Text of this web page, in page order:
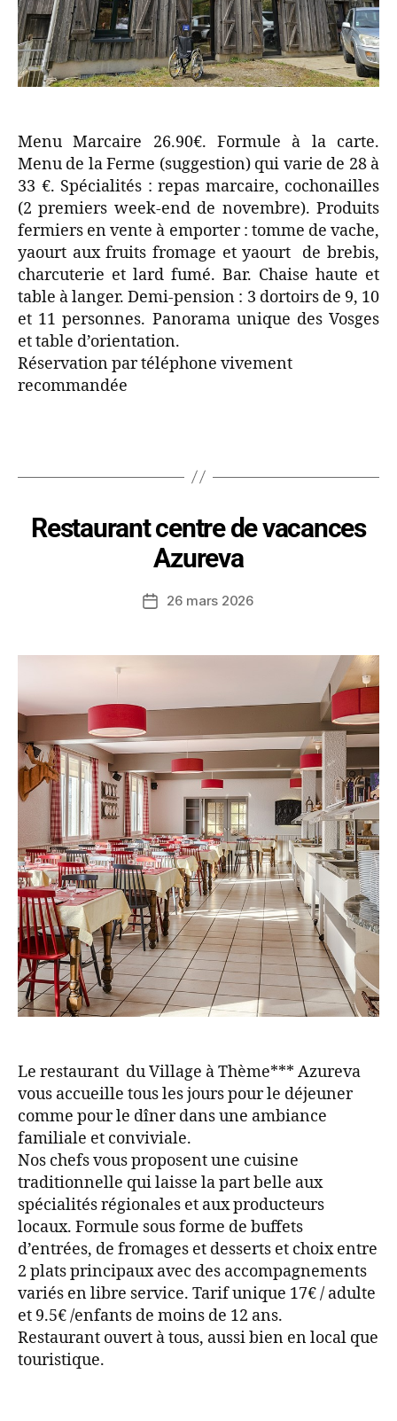
Menu Marcaire 26.90€. Formule à la carte.
Menu de la Ferme (suggestion) qui varie de 28 à
33 €. Spécialités : repas marcaire, cochonailles
(2 premiers week-end de novembre). Produits
fermiers en vente à emporter : tomme de vache,
yaourt aux fruits fromage et yaourt de brebis,
charcuterie et lard fumé. Bar. Chaise haute et
table à langer. Demi-pension : 3 dortoirs de 9, 10
et 11 personnes. Panorama unique des Vosges
et table d’orientation.
Réservation par téléphone vivement
recommandée
Restaurant centre de vacances
Azureva
26 mars 2026
Le restaurant du Village à Thème*** Azureva
vous accueille tous les jours pour le déjeuner
comme pour le dîner dans une ambiance
familiale et conviviale.
Nos chefs vous proposent une cuisine
traditionnelle qui laisse la part belle aux
spécialités régionales et aux producteurs
locaux. Formule sous forme de buffets
d’entrées, de fromages et desserts et choix entre
2 plats principaux avec des accompagnements
variés en libre service. Tarif unique 17€ / adulte
et 9.5€ /enfants de moins de 12 ans.
Restaurant ouvert à tous, aussi bien en local que
touristique.